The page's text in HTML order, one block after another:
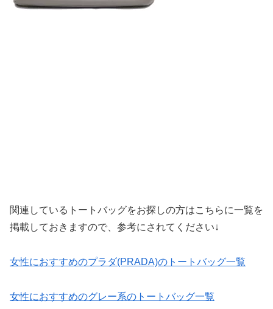
関連しているトートバッグをお探しの方はこちらに一覧を
掲載しておきますので、参考にされてください↓
女性におすすめのプラダ(PRADA)のトートバッグ一覧
女性におすすめのグレー系のトートバッグ一覧